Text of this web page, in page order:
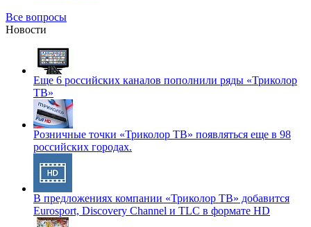
Все вопросы
Новости
Еще 6 российских каналов пополнили ряды «Триколор
ТВ»
Розничные точки «Триколор ТВ» появляться еще в 98
российских городах.
В предложениях компании «Триколор ТВ» добавится
Eurosport, Discovery Channel и TLC в формате HD